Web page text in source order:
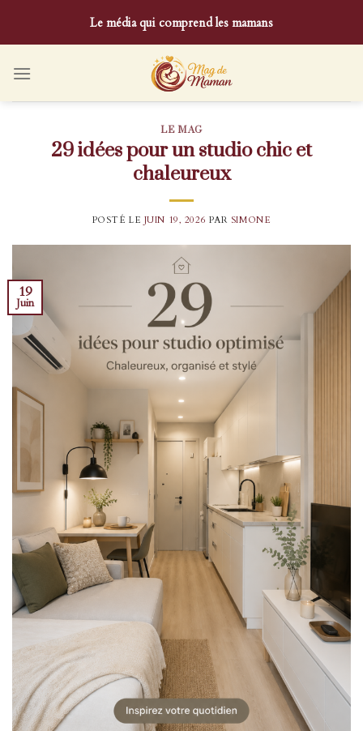
content
Le média qui comprend les mamans
LE MAG
29 idées pour un studio chic et
chaleureux
POSTÉ LE JUIN 19, 2026 PAR SIMONE
19
Juin